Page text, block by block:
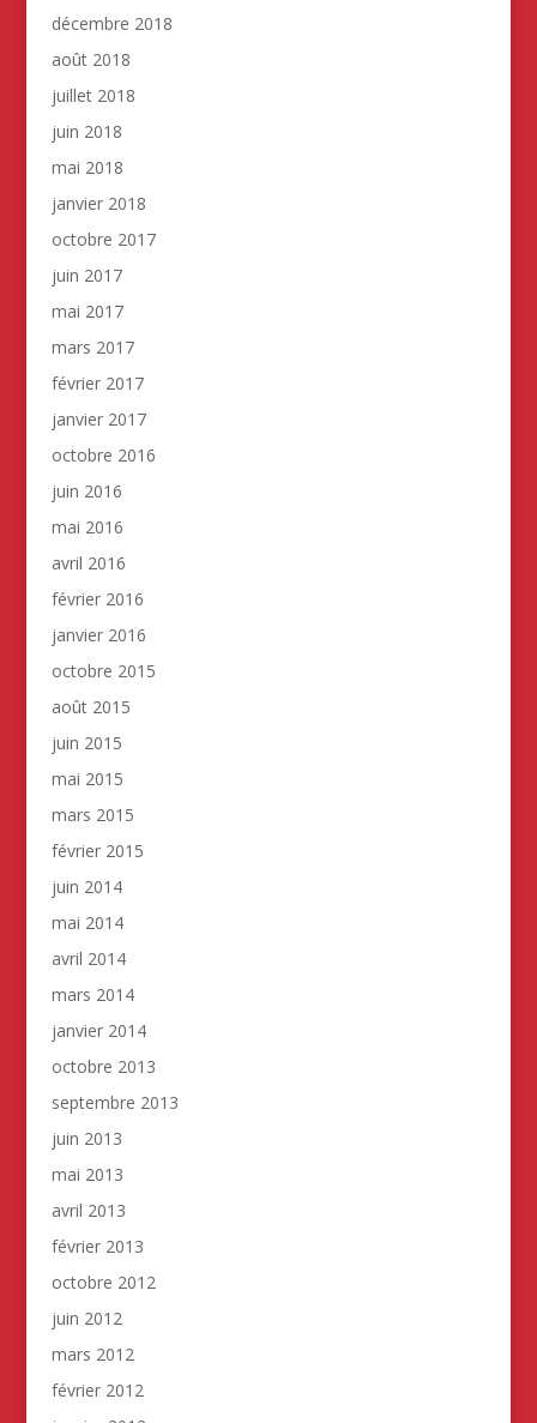
décembre 2018
août 2018
juillet 2018
juin 2018
mai 2018
janvier 2018
octobre 2017
juin 2017
mai 2017
mars 2017
février 2017
janvier 2017
octobre 2016
juin 2016
mai 2016
avril 2016
février 2016
janvier 2016
octobre 2015
août 2015
juin 2015
mai 2015
mars 2015
février 2015
juin 2014
mai 2014
avril 2014
mars 2014
janvier 2014
octobre 2013
septembre 2013
juin 2013
mai 2013
avril 2013
février 2013
octobre 2012
juin 2012
mars 2012
février 2012